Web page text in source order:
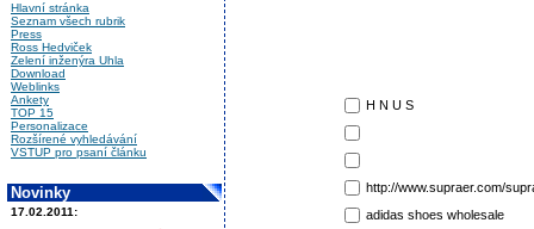
Hlavní stránka
Seznam všech rubrik
Press
Ross Hedviček
Zelení inženýra Uhla
Download
Weblinks
Ankety
TOP 15
Personalizace
Rozšírené vyhledávání
VSTUP pro psaní článku
Novinky
17.02.2011:
H N U S
http://www.supraer.com/
adidas shoes wholesale